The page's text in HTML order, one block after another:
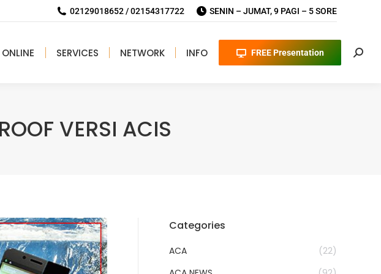
02129018652 / 02154317722 SENIN – JUMAT, 9 PAGI – 5 SORE
SERVICES NETWORK INFO FREE Presentation
VERSI ACIS
Categories
ACA
(22)